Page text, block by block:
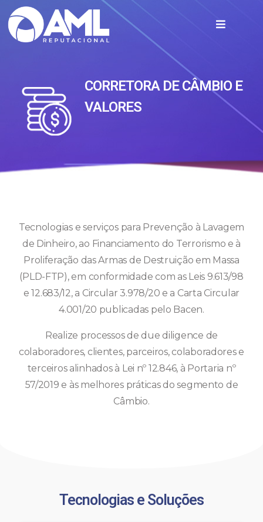
CORRETORA DE CÂMBIO E
VALORES
Tecnologias e serviços para Prevenção à Lavagem
de Dinheiro, ao Financiamento do Terrorismo e à
Proliferação das Armas de Destruição em Massa
(PLD-FTP), em conformidade com as Leis 9.613/98
e 12.683/12, a Circular 3.978/20 e a Carta Circular
4.001/20 publicadas pelo Bacen.
Realize processos de due diligence de
colaboradores, clientes, parceiros, colaboradores e
terceiros alinhados à Lei nº 12.846, à Portaria nº
57/2019 e às melhores práticas do segmento de
Câmbio.
Tecnologias e Soluções